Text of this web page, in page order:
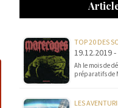
TOP 20 DES
19.12.2019
Ah le mois de
préparatifs de
LES